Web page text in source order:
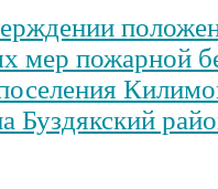
мер пожарной
Буздякский